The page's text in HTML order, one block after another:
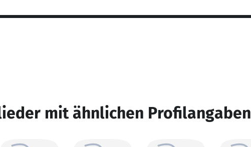
mit ähnlichen Profilangaben